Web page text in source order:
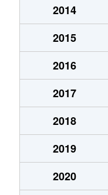
厚別中央２条
厚別中央２条
厚別中央２条
厚別中央３条
厚別中央３条
厚別中央３条
厚別中央３条
2014
2015
2016
2017
2018
2019
2020